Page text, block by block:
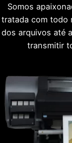
Somos
tratada com todo
dos arquivos até
transmitir